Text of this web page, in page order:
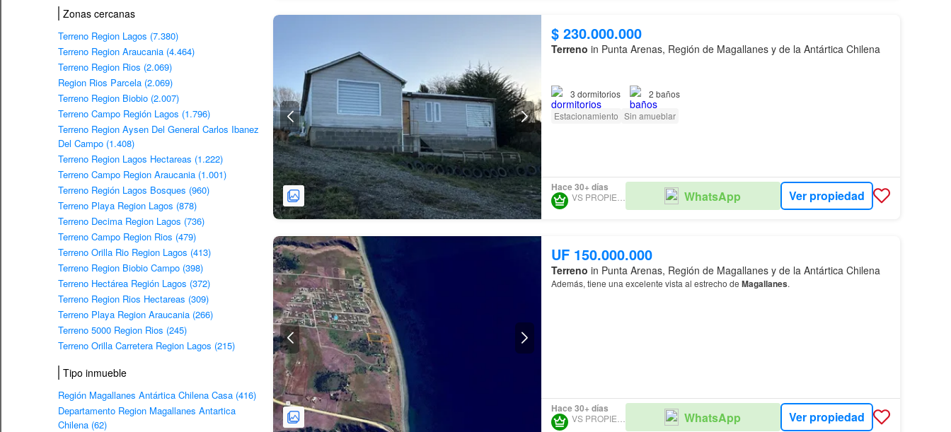
Zonas cercanas
Terreno Region Lagos (7.380)
Terreno Region Araucania (4.464)
Terreno Region Rios (2.069)
Region Rios Parcela (2.069)
Terreno Region Biobio (2.007)
Terreno Campo Región Lagos (1.796)
Terreno Region Aysen Del General Carlos Ibanez
Del Campo (1.408)
Terreno Region Lagos Hectareas (1.222)
Terreno Campo Region Araucania (1.001)
Terreno Región Lagos Bosques (960)
Terreno Playa Region Lagos (878)
Terreno Decima Region Lagos (736)
Terreno Campo Region Rios (479)
Terreno Orilla Rio Region Lagos (413)
Terreno Region Biobio Campo (398)
Terreno Hectárea Región Lagos (372)
Terreno Region Rios Hectareas (309)
Terreno Playa Region Araucania (266)
Terreno 5000 Region Rios (245)
Terreno Orilla Carretera Region Lagos (215)
Tipo inmueble
Región Magallanes Antártica Chilena Casa (416)
Departamento Region Magallanes Antartica
Chilena (62)
$ 230.000.000
Terreno in Punta Arenas, Región de Magallanes y de la Antártica Chilena
La parcela cuenta con calefacción mediante estufa murales, perfecta para los fríos
inviernos en laregión.
3 dormitorios 2 baños
Estacionamiento Sin amueblar
Hace 30+ días
VS PROPIEDADES WhatsApp Ver propiedad
UF 150.000.000
Terreno in Punta Arenas, Región de Magallanes y de la Antártica Chilena
Además, tiene una excelente vista al estrecho de Magallanes.
Hace 30+ días
VS PROPIEDADES WhatsApp Ver propiedad